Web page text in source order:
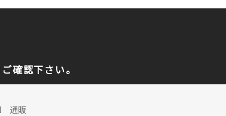
確認下さい。
通販